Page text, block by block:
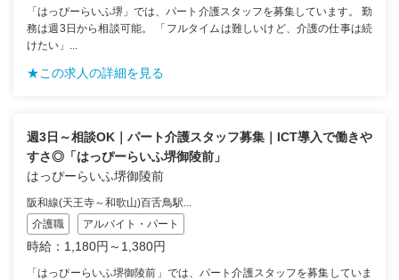
「はっぴーらいふ堺」では、パート介護スタッフを募集しています。 勤
務は週3日から相談可能。 「フルタイムは難しいけど、介護の仕事は続
けたい」...
★この求人の詳細を見る
週3日～相談OK｜パート介護スタッフ募集｜ICT導入で働きや
すさ◎「はっぴーらいふ堺御陵前」
はっぴーらいふ堺御陵前
阪和線(天王寺～和歌山)百舌鳥駅...
介護職
アルバイト・パート
時給：1,180円～1,380円
「はっぴーらいふ堺御陵前」では、パート介護スタッフを募集していま